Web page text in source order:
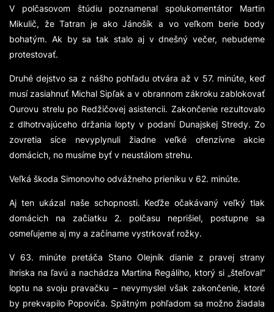
V polčasovom štúdiu poznamenal spolukomentátor Martin
Mikulič, že Tatran je ako Jánošík a vo veľkom berie body
bohatým. Ak by sa tak stalo aj v dnešný večer, nebudeme
protestovať.
Druhé dejstvo sa z nášho pohľadu otvára až v 57. minúte, keď
musí zasiahnuť Michal Sipľak a v obrannom zákroku zablokovať
Ourovu strelu po Redžičovej asistencii. Zakončenie rezultovalo
z dlhotrvajúceho držania lopty v podaní Dunajskej Stredy. Zo
zovretia síce nevyplynuli žiadne veľké ofenzívne akcie
domácich, no musíme byť v neustálom strehu.
Veľká škoda Simonovho odvážneho prieniku v 62. minúte.
Aj ten ukázal naše schopnosti. Keďže očakávaný veľký tlak
domácich na začiatku 2. polčasu neprišiel, postupne sa
osmeľujeme aj my a začíname vystrkovať rožky.
V 63. minúte pretáča Stano Olejník dianie z pravej strany
ihriska na ľavú a nachádza Martina Regáliho, ktorý si „šteľoval“
loptu na svoju pravačku – nevymyslel však zakončenie, ktoré
by prekvapilo Popoviča. Spätným pohľadom sa možno žiadala